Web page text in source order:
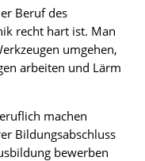
Beruf des
recht hart ist. Man
umgehen,
arbeiten und Lärm
machen
Bildungsabschluss
bewerben